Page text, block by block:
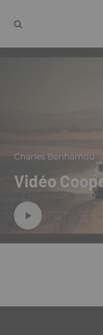
Charles Benhamou ·
Vidéo